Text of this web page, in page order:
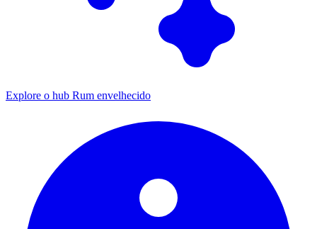
Explore o hub Rum envelhecido